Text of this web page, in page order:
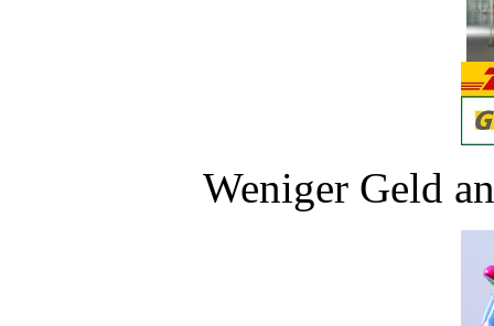
Weniger Geld